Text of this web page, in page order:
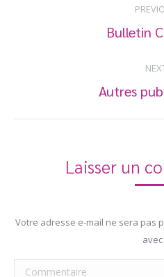
navigation
Bulletin
Autres
Laisser un
Votre adresse e-mail ne sera pas
avec
Commentaire